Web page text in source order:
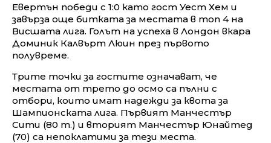
Евертън победи с 1:0 като гост Уест Хем и
завърза още битката за местата в топ 4 на
Висшата лига. Голът на успеха в Лондон вкара
Доминик Калвърт Люин през първото
полувреме.
Трите точки за гостите означават, че
местата от трето до осмо са пълни с
отбори, които имат надежди за квота за
Шампионската лига. Първият Манчестър
Сити (80 т.) и вторият Манчестър Юнайтед
(70) са непоклатими за тези места.